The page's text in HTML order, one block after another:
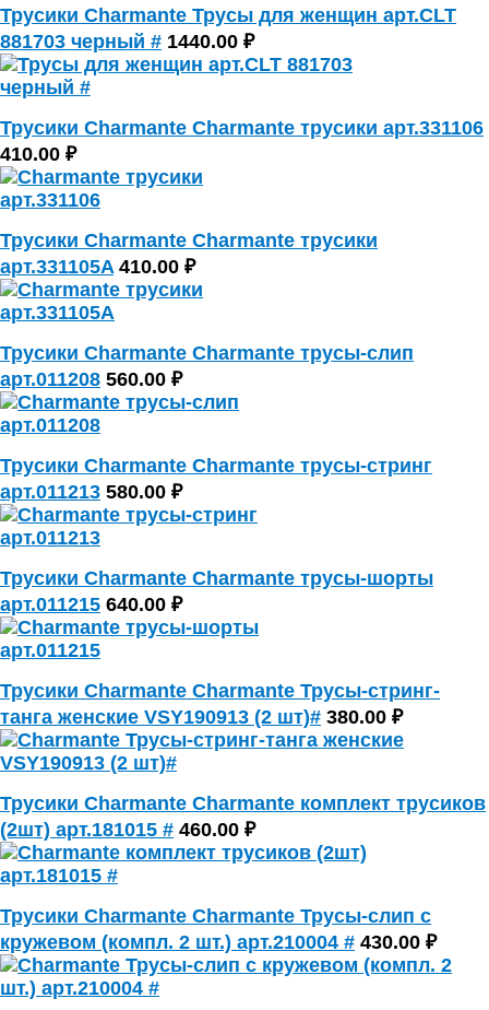
Трусики Charmante Трусы для женщин арт.CLT
881703 черный # 1440.00 ₽
Трусики Charmante Charmante трусики арт.331106
410.00 ₽
Трусики Charmante Charmante трусики
арт.331105A410.00 ₽
Трусики Charmante Charmante трусы-слип
арт.011208 560.00 ₽
Трусики Charmante Charmante трусы-стринг
арт.011213 580.00 ₽
Трусики Charmante Charmante трусы-шорты
арт.011215 640.00 ₽
Трусики Charmante Charmante Трусы-стринг-
танга женские VSY190913 (2 шт)# 380.00 ₽
Трусики Charmante Charmante комплект трусиков
(2шт) арт.181015 # 460.00 ₽
Трусики Charmante Charmante Трусы-слип с
кружевом (компл. 2 шт.) арт.210004 # 430.00 ₽